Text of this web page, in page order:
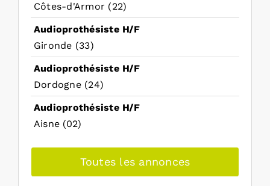
Côtes-d'Armor (22)
Audioprothésiste H/F
Gironde (33)
Audioprothésiste H/F
Dordogne (24)
Audioprothésiste H/F
Aisne (02)
Toutes les annonces